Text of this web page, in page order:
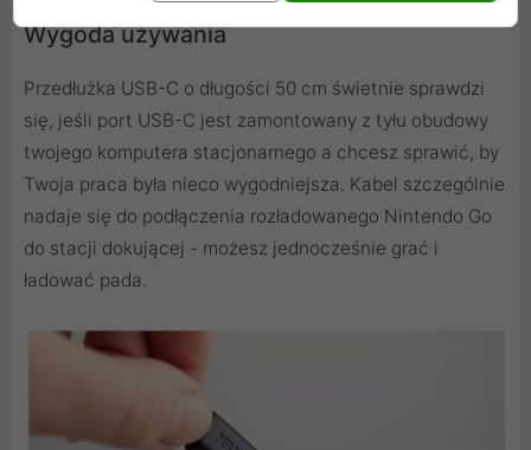
Wygoda używania
Przedłużka USB-C o długości 50 cm świetnie sprawdzi
się, jeśli port USB-C jest zamontowany z tyłu obudowy
twojego komputera stacjonarnego a chcesz sprawić, by
Twoja praca była nieco wygodniejsza. Kabel szczególnie
nadaje się do podłączenia rozładowanego Nintendo Go
do stacji dokującej - możesz jednocześnie grać i
ładować pada.